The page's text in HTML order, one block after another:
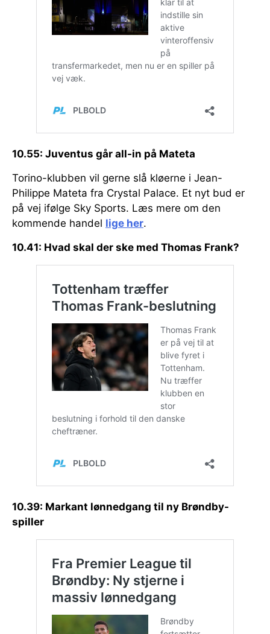
10.55: Juventus går all-in på Mateta
Torino-klubben vil gerne slå kløerne i Jean-
Philippe Mateta fra Crystal Palace. Et nyt bud er
på vej ifølge Sky Sports. Læs mere om den
kommende handel lige her.
10.41: Hvad skal der ske med Thomas Frank?
10.39: Markant lønnedgang til ny Brøndby-
spiller